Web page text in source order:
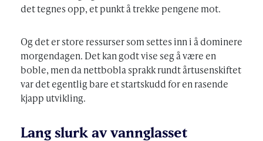
det tegnes opp, et punkt å trekke pengene mot.
Og det er store ressurser som settes inn i å dominere
morgendagen. Det kan godt vise seg å være en
boble, men da nettbobla sprakk rundt årtusenskiftet
var det egentlig bare et startskudd for en rasende
kjapp utvikling.
Lang slurk av vannglasset